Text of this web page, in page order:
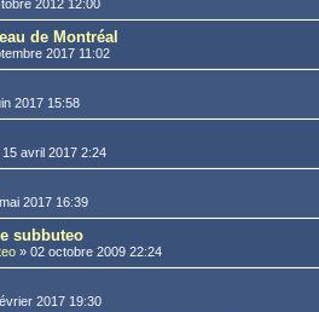
2012 12:00
de Montréal
2017 11:02
2017 15:58
15 avril 2017 2:24
2017 16:39
subbuteo
»02 octobre 2009 22:24
2017 19:30